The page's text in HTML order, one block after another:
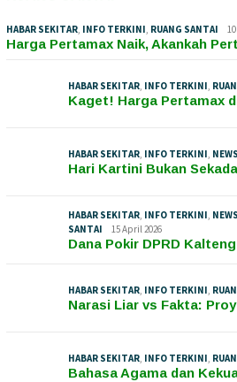
HABAR SEKITAR, INFO TERKINI, RUANG SANTAI
Harga Pertamax Naik, Akankah
HABAR SEKITAR, INFO TERKINI,
Kaget! Harga Pertamax
HABAR SEKITAR, INFO TERKINI, NEWS
Hari Kartini Bukan
HABAR SEKITAR, INFO TERKINI, NEWS
SANTAI
15 April 2026
Dana Pokir DPRD
HABAR SEKITAR, INFO TERKINI,
Narasi Liar vs Fakta:
HABAR SEKITAR, INFO TERKINI,
Bahasa Agama dan